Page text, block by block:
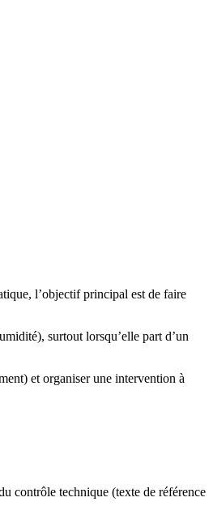
l’objectif principal est de faire
surtout lorsqu’elle part d’un
et organiser une intervention à
contrôle technique (texte de référence